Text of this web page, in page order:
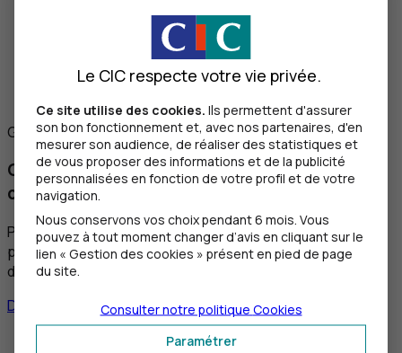
Garder la maîtrise
Gestion conseillée : pour rester maître de ses
choix
Pour bénéficier d’un conseil financier personnalisé et
proactif, tout en conservant la main sur vos choix
d’investissements et d’arbitrage.
Découvrir la Gestion Conseillée
Conseils et recommandations d'un conseiller dédié
Le CIC respecte votre vie privée.
Ce site utilise des cookies. Ils permettent d'assurer
son bon fonctionnement et, avec nos partenaires, d'en
mesurer son audience, de réaliser des statistiques et
de vous proposer des informations et de la publicité
personnalisées en fonction de votre profil et de votre
navigation.
Nous conservons vos choix pendant 6 mois. Vous
pouvez à tout moment changer d’avis en cliquant sur le
lien « Gestion des cookies » présent en pied de page
du site.
Paramétrer
Consulter notre politique Cookies